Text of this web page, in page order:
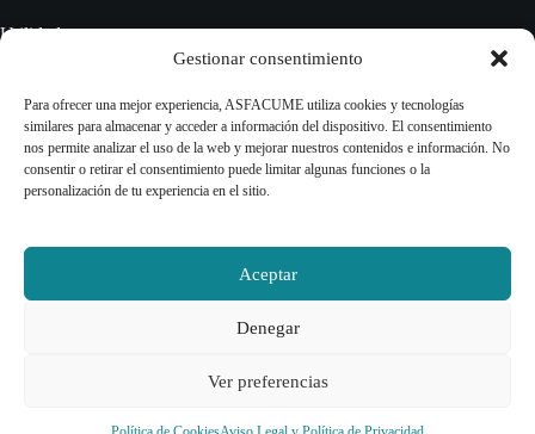
Gestionar consentimiento
Para ofrecer una mejor experiencia, ASFACUME utiliza cookies y tecnologías
similares para almacenar y acceder a información del dispositivo. El consentimiento
nos permite analizar el uso de la web y mejorar nuestros contenidos e información. No
consentir o retirar el consentimiento puede limitar algunas funciones o la
personalización de tu experiencia en el sitio.
Aceptar
Denegar
Ver preferencias
Utilidades
Normativas
Guías y recursos
Información sobre CUME
Contacto
+34 614 47 69 93
info@asfacume.com
Copyright © 2026 -ASOCIACIÓN DE FAMILIAS EN